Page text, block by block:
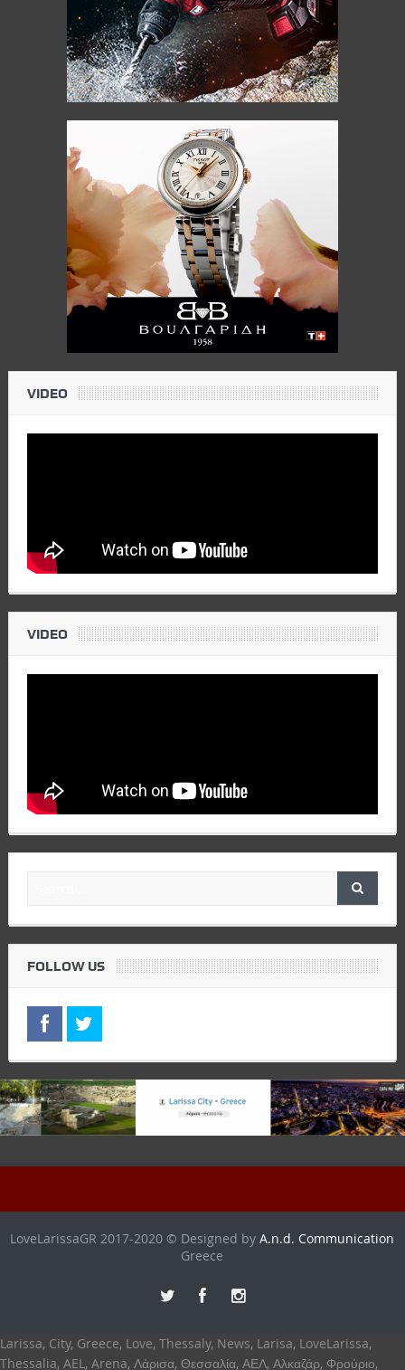
VIDEO
VIDEO
FOLLOW US
LoveLarissaGR 2017-2020 © Designed byA.n.d. Communication
Greece
Larissa, City, Greece, Love, Thessaly, News, Larisa, LoveLarissa,
Thessalia, AEL, Arena, Λάρισα, Θεσσαλία, ΑΕΛ, Αλκαζάρ, Φρούριο,